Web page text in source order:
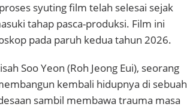
syuting film telah selesai sejak
tahap pasca-produksi. Film ini
pada paruh kedua tahun 2026.
Soo Yeon (Roh Jeong Eui), seorang
kembali hidupnya di sebuah
sambil membawa trauma masa